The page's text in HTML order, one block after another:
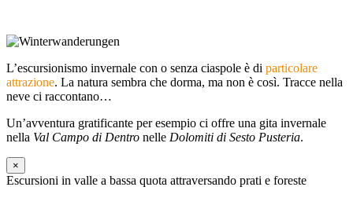
L’escursionismo invernale con o senza ciaspole è di particolare
attrazione. La natura sembra che dorma, ma non è così. Tracce nella
neve ci raccontano…
Un’avventura gratificante per esempio ci offre una gita invernale
nella Val Campo di Dentro nelle Dolomiti di Sesto Pusteria.
×
Escursioni in valle a bassa quota attraversando prati e foreste